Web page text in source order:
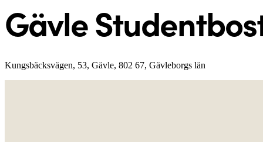
Gävle
Kungsbäcksvägen, 53, Gävle, 802 67, Gävleborgs län